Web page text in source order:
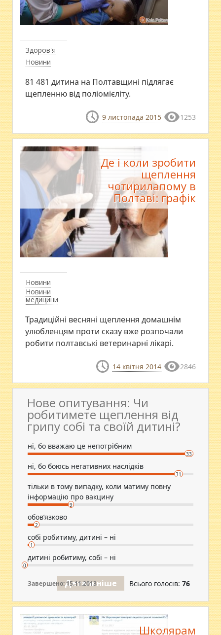
Здоров'я
Новини
81 481 дитина на Полтавщині підлягає
щепленню від поліомієліту.
9 листопада 2015 1253
Новини
Новини
медицини
Де і коли зробити
щеплення
чотирилапому в
Полтаві: графік
Традиційні весняні щеплення домашнім
улюбленцям проти сказу вже розпочали
робити полтавські ветеринарні лікарі.
14 квітня 2014 2846
Завершено: 15.11.2013
Нове опитування: Чи
робитимете щеплення від
грипу собі та своїй дитині?
ні, бо вважаю це непотрібним
33
ні, бо боюсь негативних наслідків
31
тільки в тому випадку, коли матиму повну
інформацію про вакцину
9
обов’язково
2
собі робитиму, дитині – ні
1
дитині робитиму, собі – ні
0
Детальніше Всього голосів: 76
Школярам